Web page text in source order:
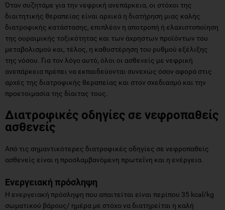
Όταν συζητάμε για την νεφρική ανεπάρκεια, οι στόχοι της
διαιτητικής θεραπείας είναι αρχικά η διατήρηση μιας καλής
διατροφικής κατάστασης, επιπλέον η αποτροπή ή ελαχιστοποίηση
της ουραιμικής τοξικότητας και των άχρηστων προϊόντων του
μεταβολισμού και, τέλος, η καθυστέρηση του ρυθμού εξέλιξης
της νόσου. Για τον λόγο αυτό, όλοι οι ασθενείς με νεφρική
ανεπάρκεια πρέπει να εκπαιδεύονται συνεχώς όσον αφορά στις
αρχές της διατροφικής θεραπείας και στον σχεδιασμό και την
προετοιμασία της δίαιτας τους.
Διατροφικές οδηγίες σε νεφροπαθείς
ασθενείς
Από τις σημαντικότερες διατροφικές οδηγίες σε νεφροπαθείς
ασθενείς είναι η προσλαμβανόμενη πρωτεΐνη και η ενέργεια.
Ενεργειακή πρόσληψη
Η ενεργειακή πρόσληψη που απαιτείται είναι περίπου 35 kcal/kg
σωματικού βάρους/ ημέρα με στόχο να διατηρείται η καλή